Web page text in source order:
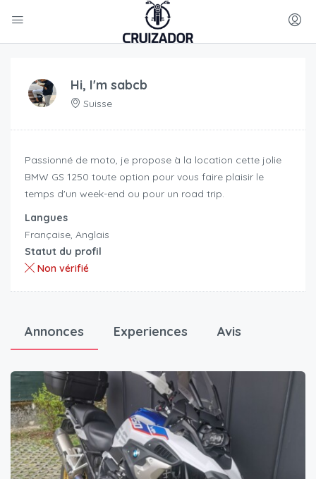
Hi, I'm sabcb
Suisse
Passionné de moto, je propose à la location cette jolie
BMW GS 1250 toute option pour vous faire plaisir le
temps d'un week-end ou pour un road trip.
Langues
Française, Anglais
Statut du profil
Non vérifié
Annonces Experiences Avis